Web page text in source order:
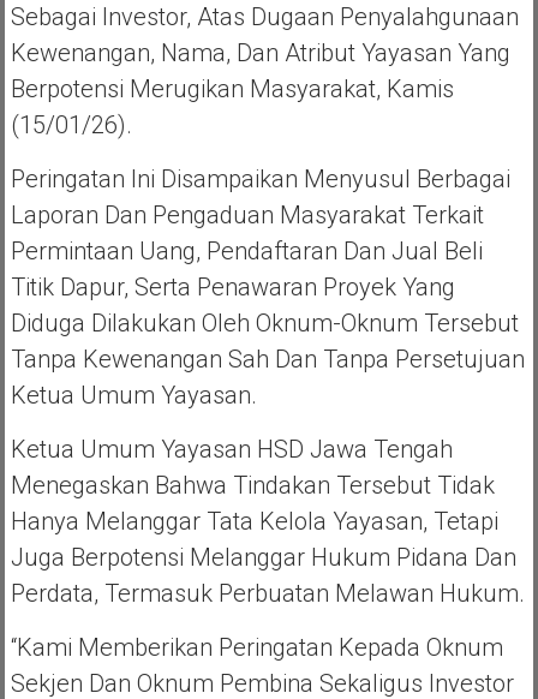
Sebagai Investor, Atas Dugaan Penyalahgunaan
Kewenangan, Nama, Dan Atribut Yayasan Yang
Berpotensi Merugikan Masyarakat, Kamis
(15/01/26).
Peringatan Ini Disampaikan Menyusul Berbagai
Laporan Dan Pengaduan Masyarakat Terkait
Permintaan Uang, Pendaftaran Dan Jual Beli
Titik Dapur, Serta Penawaran Proyek Yang
Diduga Dilakukan Oleh Oknum-Oknum Tersebut
Tanpa Kewenangan Sah Dan Tanpa Persetujuan
Ketua Umum Yayasan.
Ketua Umum Yayasan HSD Jawa Tengah
Menegaskan Bahwa Tindakan Tersebut Tidak
Hanya Melanggar Tata Kelola Yayasan, Tetapi
Juga Berpotensi Melanggar Hukum Pidana Dan
Perdata, Termasuk Perbuatan Melawan Hukum.
“Kami Memberikan Peringatan Kepada Oknum
Sekjen Dan Oknum Pembina Sekaligus Investor